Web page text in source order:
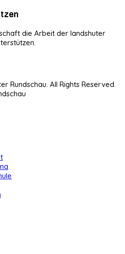
die Arbeit der landshuter
Rundschau. All Rights Reserved.